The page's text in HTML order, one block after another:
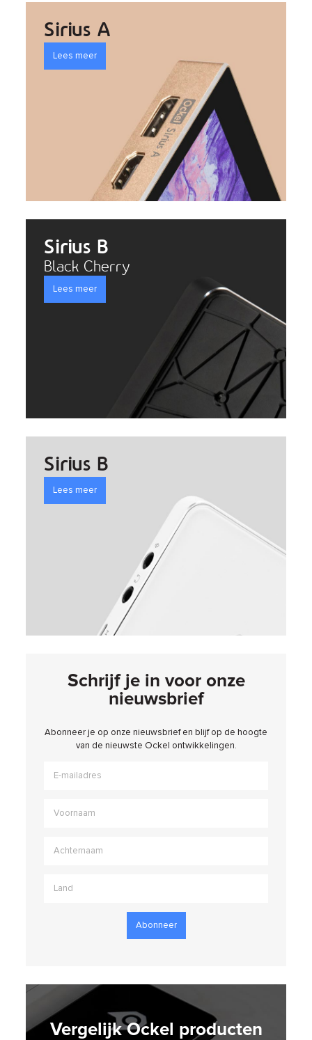
Sirius A
Lees meer
Sirius B
Black Cherry
Lees meer
Sirius B
Lees meer
Schrijf je in voor onze
nieuwsbrief
Abonneer je op onze nieuwsbrief en blijf op de hoogte
van de nieuwste Ockel ontwikkelingen.
Vergelijk Ockel producten